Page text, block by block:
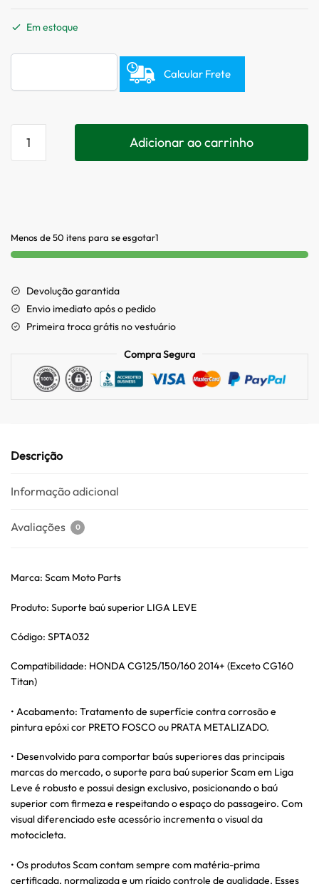
Em estoque
Calcular Frete
Adicionar ao carrinho
Menos de 50 itens para se esgotar1
Devolução garantida
Envio imediato após o pedido
Primeira troca grátis no vestuário
Compra Segura
Descrição
Informação adicional
Avaliações 0
Marca: Scam Moto Parts
Produto: Suporte baú superior LIGA LEVE
Código: SPTA032
Compatibilidade: HONDA CG125/150/160 2014+ (Exceto CG160
Titan)
• Acabamento: Tratamento de superfície contra corrosão e
pintura epóxi cor PRETO FOSCO ou PRATA METALIZADO.
• Desenvolvido para comportar baús superiores das principais
marcas do mercado, o suporte para baú superior Scam em Liga
Leve é robusto e possui design exclusivo, posicionando o baú
superior com firmeza e respeitando o espaço do passageiro. Com
visual diferenciado este acessório incrementa o visual da
motocicleta.
• Os produtos Scam contam sempre com matéria-prima
certificada, normalizada e um rígido controle de qualidade. Esses